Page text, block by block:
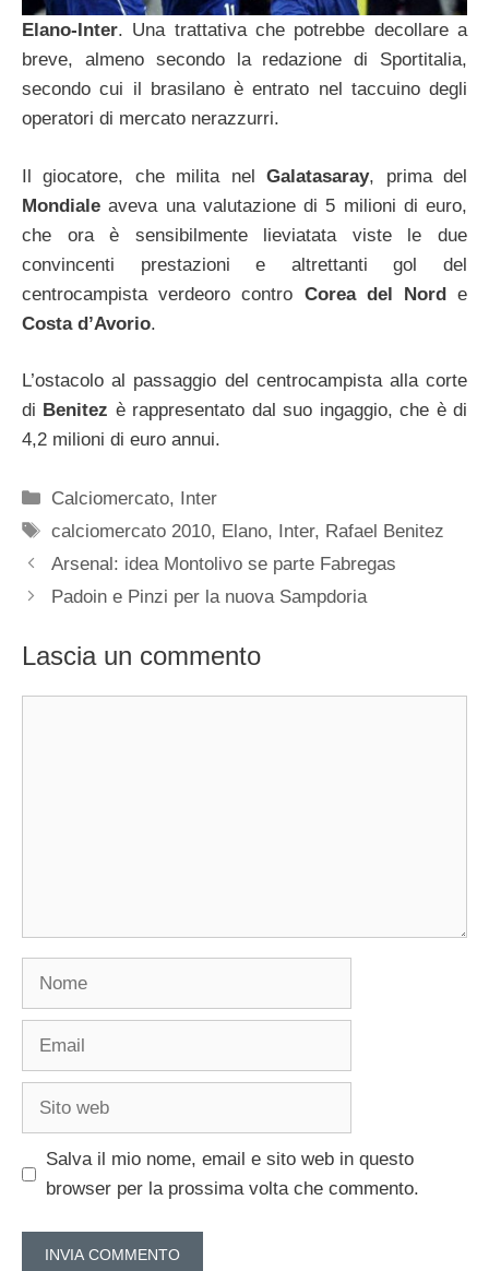
Elano-Inter. Una trattativa che potrebbe decollare a
breve, almeno secondo la redazione di Sportitalia,
secondo cui il brasilano è entrato nel taccuino degli
operatori di mercato nerazzurri.
Il giocatore, che milita nelGalatasaray, prima del
Mondiale aveva una valutazione di 5 milioni di euro,
che ora è sensibilmente lieviatata viste le due
convincenti prestazioni e altrettanti gol del
centrocampista verdeoro contro Corea del Norde
Costa d’Avorio.
L’ostacolo al passaggio del centrocampista alla corte
di Benitez è rappresentato dal suo ingaggio, che è di
4,2 milioni di euro annui.
Categorie
Calciomercato, Inter
Tag
calciomercato 2010, Elano, Inter, Rafael Benitez
Arsenal: idea Montolivo se parte Fabregas
Padoin e Pinzi per la nuova Sampdoria
Lascia un commento
Nome
Email
Sito
Salva il mio nome, email e sito web in questo
browser per la prossima volta che commento.